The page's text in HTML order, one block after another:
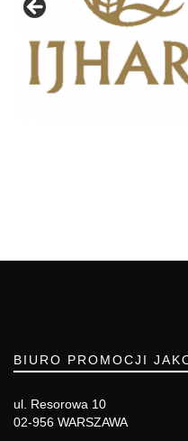
BIURO PROMOCJI
ul. Resorowa 10
02-956 WARSZAWA